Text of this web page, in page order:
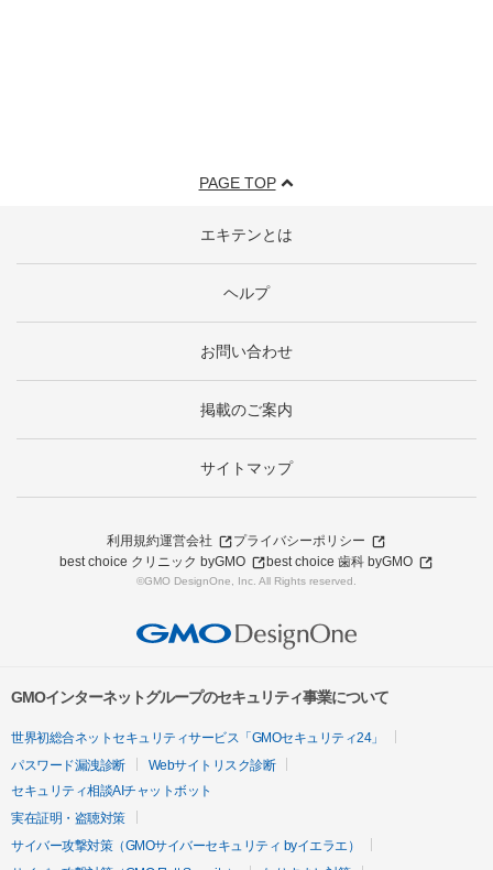
PAGE TOP
エキテンとは
ヘルプ
お問い合わせ
掲載のご案内
サイトマップ
利用規約運営会社
プライバシーポリシー
best choice クリニック byGMO
best choice 歯科 byGMO
©GMO DesignOne, Inc. All Rights reserved.
GMOインターネットグループのセキュリティ事業について
世界初総合ネットセキュリティサービス「GMOセキュリティ24」
パスワード漏洩診断
Webサイトリスク診断
セキュリティ相談AIチャットボット
実在証明・盗聴対策
サイバー攻撃対策（GMOサイバーセキュリティ byイエラエ）